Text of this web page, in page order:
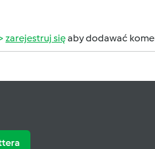
zarejestruj sięaby dodawać